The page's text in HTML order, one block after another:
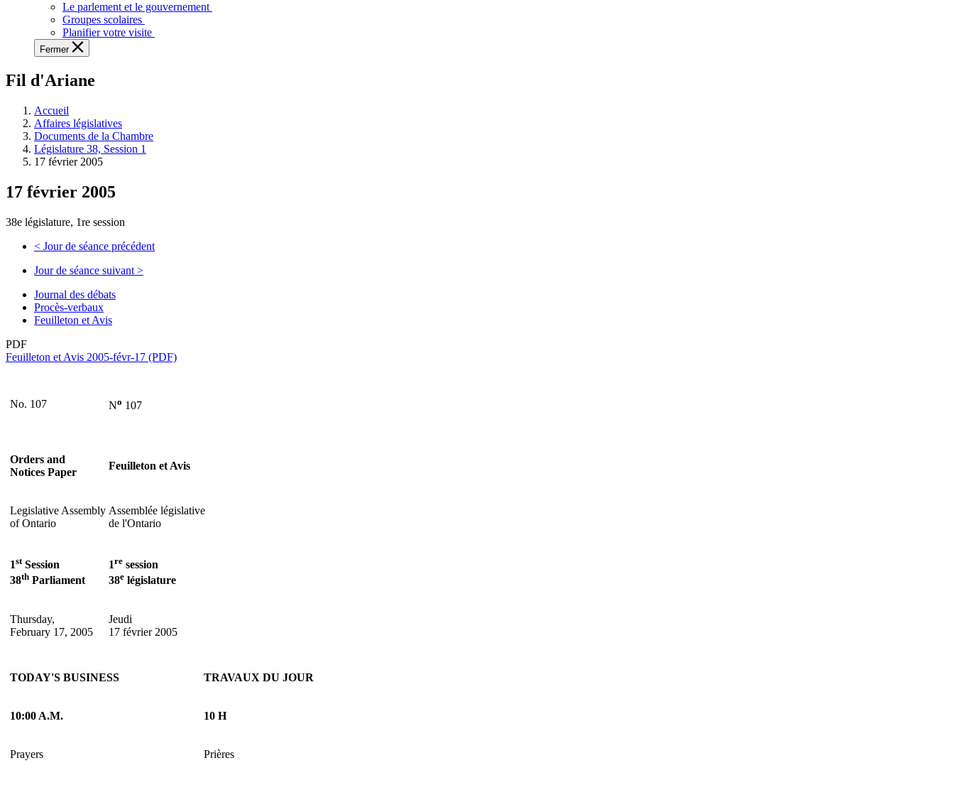
voir,
apprendre
et
découvrir
l'Assemblée
législative.
Le parlement et le gouvernement
Groupes scolaires
Planifier votre visite
Fermer
Fil d'Ariane
Accueil
Affaires législatives
Documents de la Chambre
Législature 38, Session 1
17 février 2005
17 février 2005
38e législature, 1re session
< Jour de séance précédent
Jour de séance suivant >
Journal des débats
Procès-verbaux
Feuilleton et Avis
PDF
Feuilleton et Avis 2005-févr-17 (PDF)
No. 107 No 107
Orders and
Notices Paper
Feuilleton et Avis
Legislative Assembly
of Ontario
Assemblée législative
de l'Ontario
1stSession
38th Parliament
1re session
38e législature
Thursday,
February 17, 2005
Jeudi
17 février 2005
TODAY'S BUSINESS TRAVAUX DU JOUR
10:00 A.M. 10 H
Prayers Prières